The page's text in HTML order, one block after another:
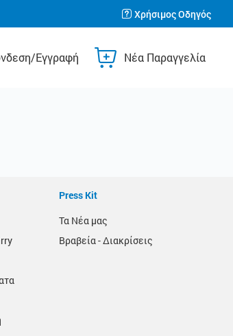
Χρήσιμος Οδηγός
Εγγραφή Νέα Παραγγελία
Press Kit
Τα Νέα μας
Βραβεία - Διακρίσεις